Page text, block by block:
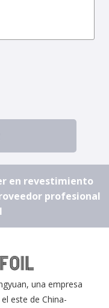
en revestimiento
profesional
una empresa
este de China-